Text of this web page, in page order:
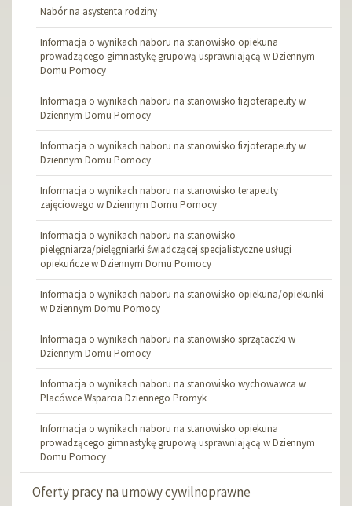
Nabór na asystenta rodziny
Informacja o wynikach naboru na stanowisko opiekuna
prowadzącego gimnastykę grupową usprawniającą w Dziennym
Domu Pomocy
Informacja o wynikach naboru na stanowisko fizjoterapeuty w
Dziennym Domu Pomocy
Informacja o wynikach naboru na stanowisko fizjoterapeuty w
Dziennym Domu Pomocy
Informacja o wynikach naboru na stanowisko terapeuty
zajęciowego w Dziennym Domu Pomocy
Informacja o wynikach naboru na stanowisko
pielęgniarza/pielęgniarki świadczącej specjalistyczne usługi
opiekuńcze w Dziennym Domu Pomocy
Informacja o wynikach naboru na stanowisko opiekuna/opiekunki
w Dziennym Domu Pomocy
Informacja o wynikach naboru na stanowisko sprzątaczki w
Dziennym Domu Pomocy
Informacja o wynikach naboru na stanowisko wychowawca w
Placówce Wsparcia Dziennego Promyk
Informacja o wynikach naboru na stanowisko opiekuna
prowadzącego gimnastykę grupową usprawniającą w Dziennym
Domu Pomocy
Oferty pracy na umowy cywilnoprawne